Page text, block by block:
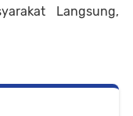
Langsung,